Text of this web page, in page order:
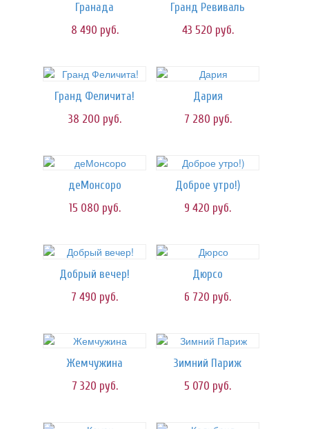
Гранада
8 490 руб.
Гранд Ревиваль
43 520 руб.
Гранд Феличита!
38 200 руб.
Дария
7 280 руб.
деМонсоро
15 080 руб.
Доброе утро!)
9 420 руб.
Добрый вечер!
7 490 руб.
Дюрсо
6 720 руб.
Жемчужина
7 320 руб.
Зимний Париж
5 070 руб.